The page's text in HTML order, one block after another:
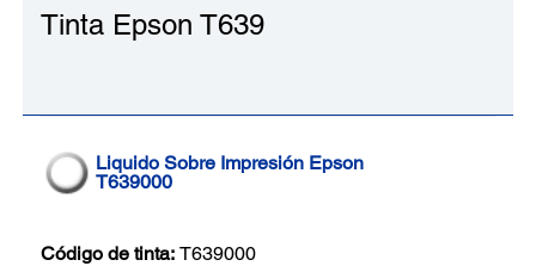
Tinta Epson T639
Liquido Sobre Impresión Epson
T639000
Código de tinta: T639000